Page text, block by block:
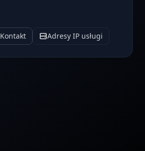
Kontakt Adresy IP usługi